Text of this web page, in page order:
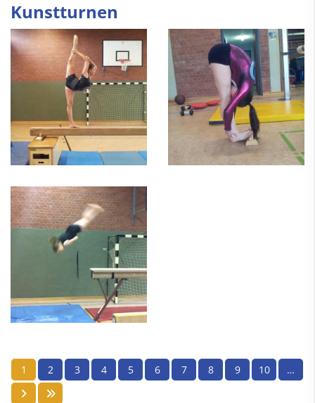
Kunstturnen
1 2 3 4 5 6 7 8 9 10 …